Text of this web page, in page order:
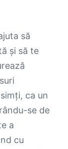
să
și să te
ca un
se de
a
cu